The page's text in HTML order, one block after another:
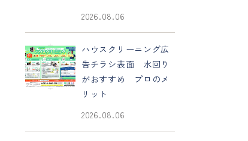
2026.08.06
ハウスクリーニング広
告チラシ表面 水回り
がおすすめ プロのメ
リット
2026.08.06